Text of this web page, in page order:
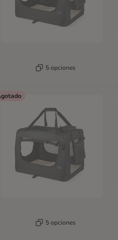
5 opciones
5 opciones